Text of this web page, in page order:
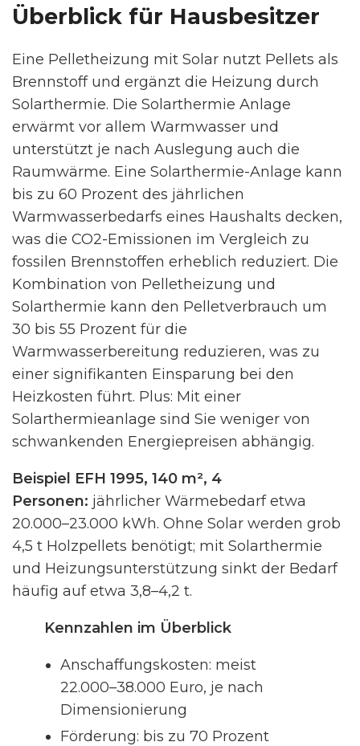
Überblick für Hausbesitzer
Eine Pelletheizung mit Solar nutzt Pellets als
Brennstoff und ergänzt die Heizung durch
Solarthermie. Die Solarthermie Anlage
erwärmt vor allem Warmwasser und
unterstützt je nach Auslegung auch die
Raumwärme. Eine Solarthermie-Anlage kann
bis zu 60 Prozent des jährlichen
Warmwasserbedarfs eines Haushalts decken,
was die CO2-Emissionen im Vergleich zu
fossilen Brennstoffen erheblich reduziert. Die
Kombination von Pelletheizung und
Solarthermie kann den Pelletverbrauch um
30 bis 55 Prozent für die
Warmwasserbereitung reduzieren, was zu
einer signifikanten Einsparung bei den
Heizkosten führt. Plus: Mit einer
Solarthermieanlage sind Sie weniger von
schwankenden Energiepreisen abhängig.
Beispiel EFH 1995, 140 m², 4
Personen: jährlicher Wärmebedarf etwa
20.000–23.000 kWh. Ohne Solar werden grob
4,5 t Holzpellets benötigt; mit Solarthermie
und Heizungsunterstützung sinkt der Bedarf
häufig auf etwa 3,8–4,2 t.
Kennzahlen im Überblick
Anschaffungskosten: meist
22.000–38.000 Euro, je nach
Dimensionierung
Förderung: bis zu 70 Prozent